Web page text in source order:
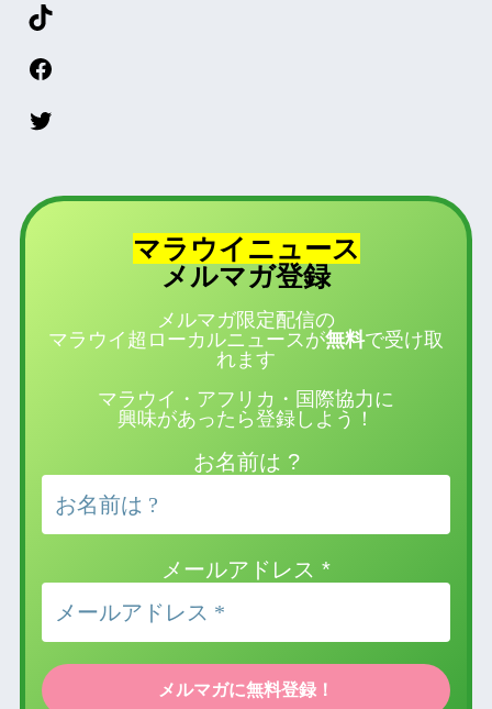
マラウイニュース
メルマガ登録
メルマガ限定配信の
マラウイ超ローカルニュースが無料で受け取
れます
マラウイ・アフリカ・国際協力に
興味があったら登録しよう！
お名前は ?
メールアドレス *